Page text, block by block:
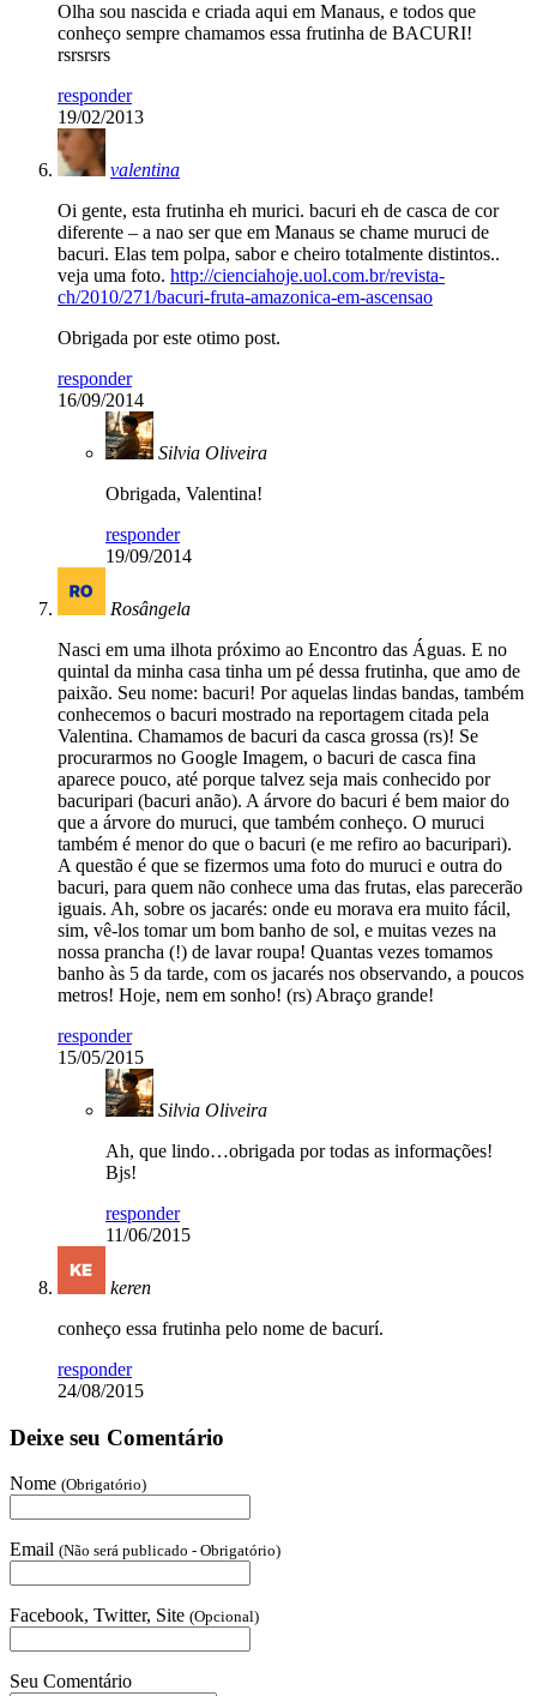
Olha sou nascida e criada aqui em Manaus, e todos que
conheço sempre chamamos essa frutinha de BACURI!
rsrsrsrs
responder
19/02/2013
valentina
Oi gente, esta frutinha eh murici. bacuri eh de casca de cor
diferente – a nao ser que em Manaus se chame muruci de
bacuri. Elas tem polpa, sabor e cheiro totalmente distintos..
veja uma foto. http://cienciahoje.uol.com.br/revista-
ch/2010/271/bacuri-fruta-amazonica-em-ascensao
Obrigada por este otimo post.
responder
16/09/2014
Silvia Oliveira
Obrigada, Valentina!
responder
19/09/2014
Rosângela
Nasci em uma ilhota próximo ao Encontro das Águas. E no
quintal da minha casa tinha um pé dessa frutinha, que amo de
paixão. Seu nome: bacuri! Por aquelas lindas bandas, também
conhecemos o bacuri mostrado na reportagem citada pela
Valentina. Chamamos de bacuri da casca grossa (rs)! Se
procurarmos no Google Imagem, o bacuri de casca fina
aparece pouco, até porque talvez seja mais conhecido por
bacuripari (bacuri anão). A árvore do bacuri é bem maior do
que a árvore do muruci, que também conheço. O muruci
também é menor do que o bacuri (e me refiro ao bacuripari).
A questão é que se fizermos uma foto do muruci e outra do
bacuri, para quem não conhece uma das frutas, elas parecerão
iguais. Ah, sobre os jacarés: onde eu morava era muito fácil,
sim, vê-los tomar um bom banho de sol, e muitas vezes na
nossa prancha (!) de lavar roupa! Quantas vezes tomamos
banho às 5 da tarde, com os jacarés nos observando, a poucos
metros! Hoje, nem em sonho! (rs) Abraço grande!
responder
15/05/2015
Silvia Oliveira
Ah, que lindo…obrigada por todas as informações!
Bjs!
responder
11/06/2015
keren
conheço essa frutinha pelo nome de bacurí.
responder
24/08/2015
Deixe seu Comentário
Nome (Obrigatório)
Email (Não será publicado - Obrigatório)
Facebook, Twitter, Site (Opcional)
Seu Comentário